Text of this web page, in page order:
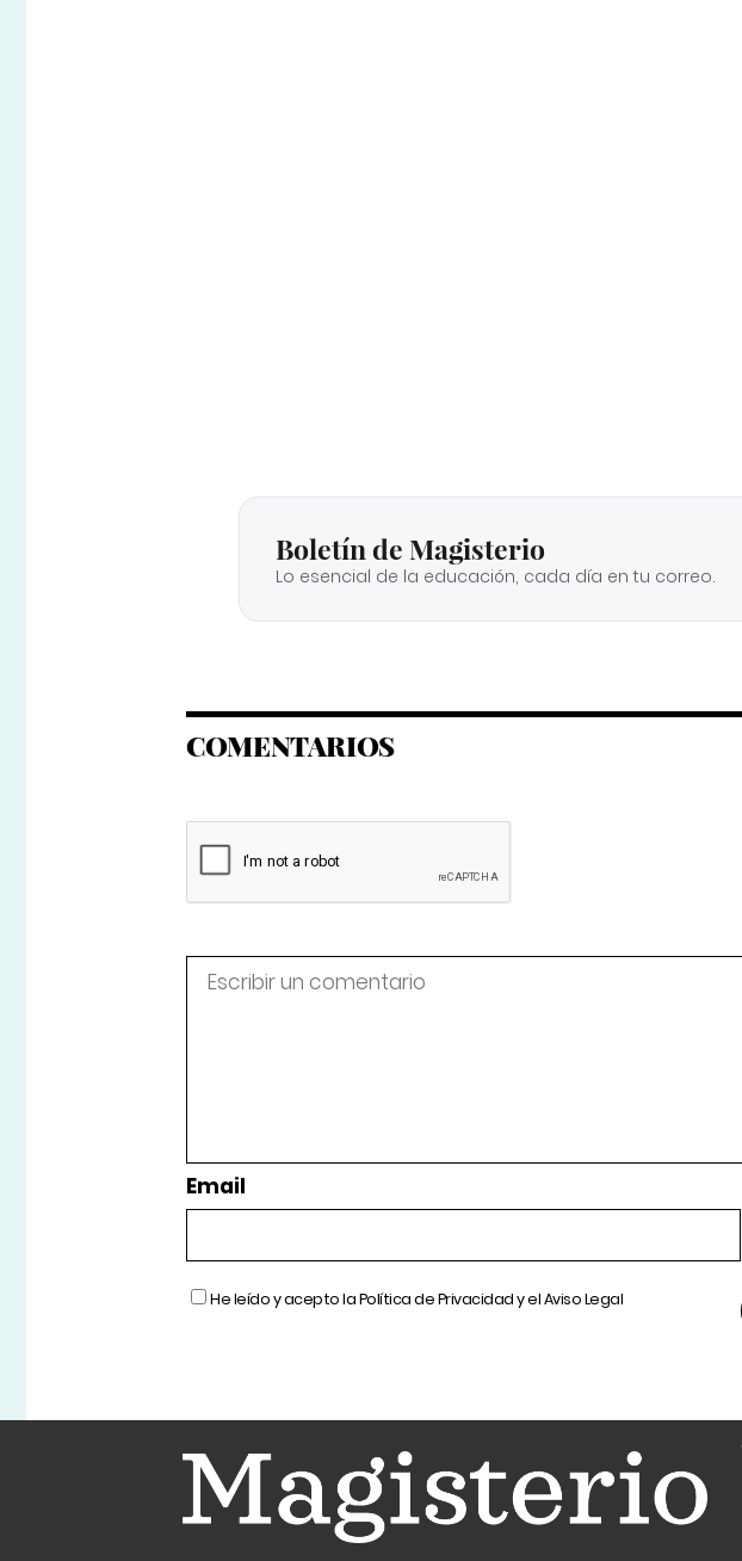
Boletín de Magisterio
Lo esencial de la educación, cada día en tu correo.
COMENTARIOS
Email
He leído y acepto laPolítica de Privacidady elAviso Legal